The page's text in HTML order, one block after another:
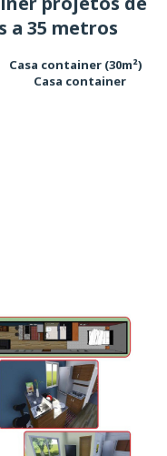
a 35 metros
container (30m²)
container